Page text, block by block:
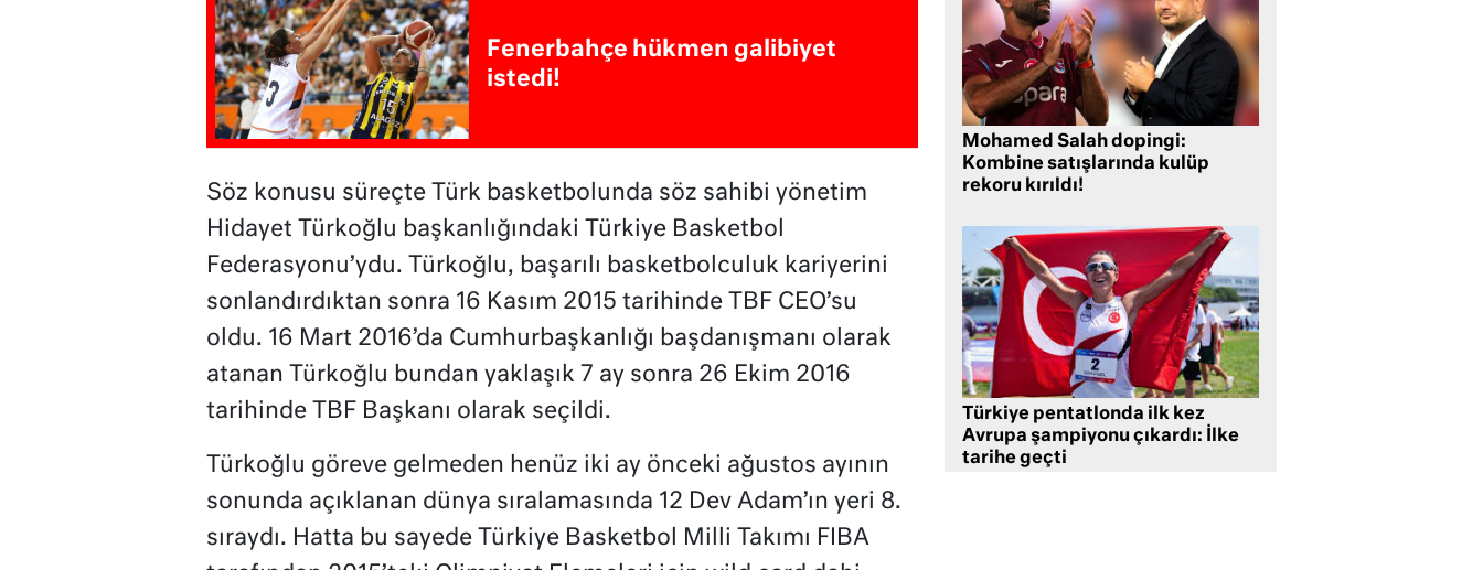
Fenerbahçe hükmen galibiyet
istedi!
Söz konusu süreçte Türk basketbolunda söz sahibi yönetim
Hidayet Türkoğlu başkanlığındaki Türkiye Basketbol
Federasyonu’ydu. Türkoğlu, başarılı basketbolculuk kariyerini
sonlandırdıktan sonra 16 Kasım 2015 tarihinde TBF CEO’su
oldu. 16 Mart 2016’da Cumhurbaşkanlığı başdanışmanı olarak
atanan Türkoğlu bundan yaklaşık 7 ay sonra 26 Ekim 2016
tarihinde TBF Başkanı olarak seçildi.
Türkoğlu göreve gelmeden henüz iki ay önceki ağustos ayının
sonunda açıklanan dünya sıralamasında 12 Dev Adam’ın yeri 8.
sıraydı. Hatta bu sayede Türkiye Basketbol Milli Takımı FIBA
Mohamed Salah dopingi:
Kombine satışlarında kulüp
rekoru kırıldı!
Türkiye pentatlonda ilk kez
Avrupa şampiyonu çıkardı: İlke
tarihe geçti